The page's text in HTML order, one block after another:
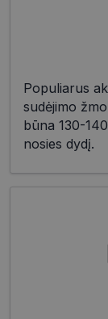
Populiarus
sudėjimo
būna 130-
nosies dydį.